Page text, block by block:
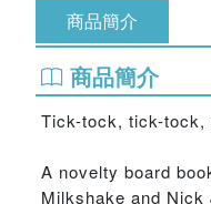
商品簡介
商品簡介
Tick-tock, tick-tock,
A novelty board
Milkshake and Nick